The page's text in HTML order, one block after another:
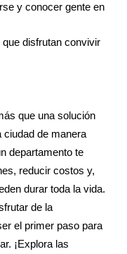
y conocer gente en
que disfrutan convivir
que una solución
ciudad de manera
departamento te
reducir costos y,
durar toda la vida.
de la
el primer paso para
¡Explora las